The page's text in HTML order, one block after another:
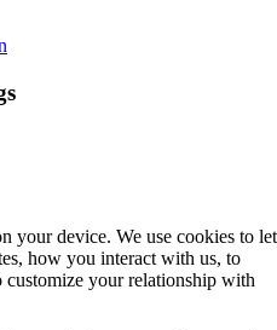
your device. We use cookies to let
how you interact with us, to
customize your relationship with